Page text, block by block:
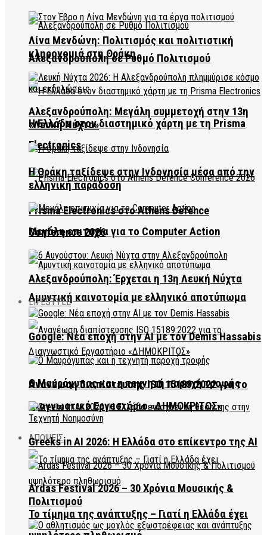
Αλεξανδρούπολη σε Ρυθμό Πολιτισμού
Η Ελλάδα στον διαστημικό χάρτη με τη Prisma
Electronics
Prisma Electronics στο Athens Defence
Conference 2026
Αμυντική καινοτομία με ελληνικό αποτύπωμα
Ανανέωση διαπίστευσης ISO 15189:2022 για το
Διαγνωστικό Εργαστήριο «ΔΗΜΟΚΡΙΤΟΣ»
ΑΠΟΨΕΙΣ
Το τίμημα της ανάπτυξης – Γιατί η Ελλάδα έχει
Λίνα Μενδώνη: Πολιτισμός και πολιτιστική
κληρονομιά στη Θράκη
Αλεξανδρούπολη: Μεγάλη συμμετοχή στην 13η
«Λευκή Νύχτα»
Η Θράκη ταξίδεψε στην Ινδονησία μέσα από την
ελληνική παράδοση
Μεγάλη επιτυχία για το Computer Action
Αλεξανδρούπολη: Έρχεται η 13η Λευκή Νύχτα
LIFESTYLE
Google: Νέα εποχή στην AI με τον Demis Hassabis
Ο Μαυρόγυπας και η τεχνητή παροχή τροφής
Greeks in AI 2026: Η Ελλάδα στο επίκεντρο της AI
Ardas Festival 2026 – 30 Χρόνια Μουσικής &
Πολιτισμού